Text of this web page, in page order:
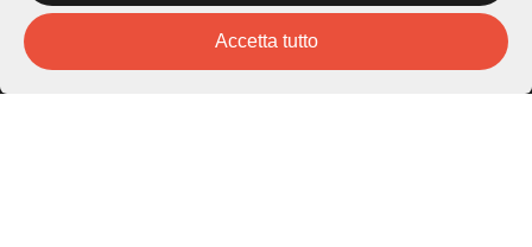
Archivio Lugano © 2026
Per informazioni:
patrimonio@lugano.ch
Accetta tutto